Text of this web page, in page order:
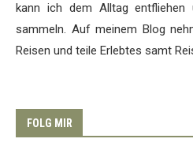
kann ich dem Alltag entfliehen
sammeln. Auf meinem Blog
Reisen und teile Erlebtes samt
FOLG MIR